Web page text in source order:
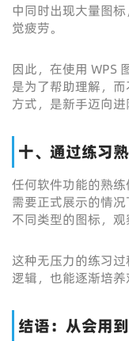
中同时出现大量图
觉疲劳。
因此，在使用 WPS
是为了帮助理解，
方式，是新手迈向进
十、通过练习
任何软件功能的熟
需要正式展示的情
不同类型的图标，观
这种无压力的练习
逻辑，也能逐渐培养
结语：从会用